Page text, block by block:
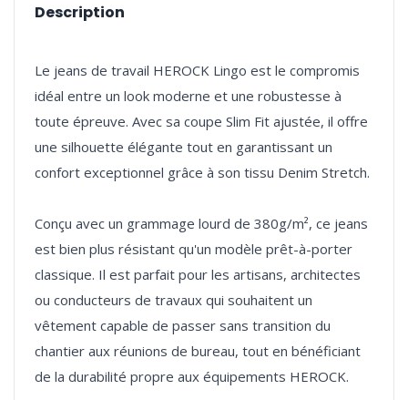
Description
Le jeans de travail HEROCK Lingo est le compromis
idéal entre un look moderne et une robustesse à
toute épreuve. Avec sa coupe Slim Fit ajustée, il offre
une silhouette élégante tout en garantissant un
confort exceptionnel grâce à son tissu Denim Stretch.
Conçu avec un grammage lourd de 380g/m², ce jeans
est bien plus résistant qu'un modèle prêt-à-porter
classique. Il est parfait pour les artisans, architectes
ou conducteurs de travaux qui souhaitent un
vêtement capable de passer sans transition du
chantier aux réunions de bureau, tout en bénéficiant